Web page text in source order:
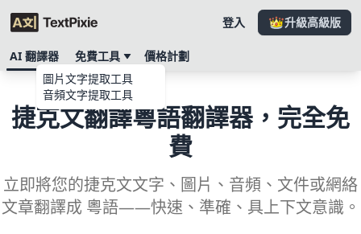
登入 升級高級版
AI 翻譯器
免費工具
圖片文字提取工具
音頻文字提取工具
價格計劃
捷克文翻譯粵語翻譯器，完全免
費
立即將您的捷克文文字、圖片、音頻、文件或網絡
文章翻譯成 粵語——快速、準確、具上下文意識。